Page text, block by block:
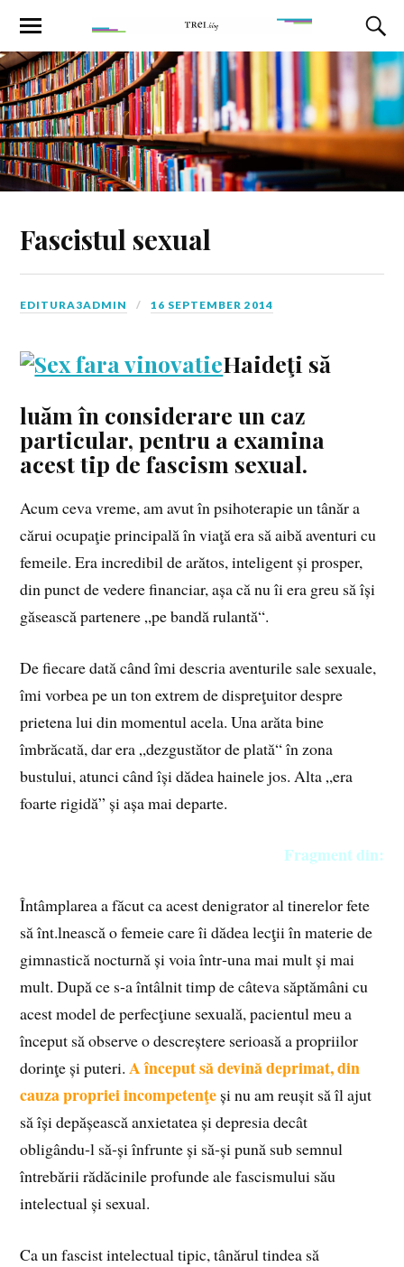
Fascistul sexual
EDITURA3ADMIN 16 SEPTEMBER 2014
Haideţi să
luăm în considerare un caz
particular, pentru a examina
acest tip de fascism sexual.
Acum ceva vreme, am avut în psihoterapie un tânăr a
cărui ocupaţie principală în viaţă era să aibă aventuri cu
femeile. Era incredibil de arătos, inteligent și prosper,
din punct de vedere financiar, așa că nu îi era greu să își
găsească partenere „pe bandă rulantă“.
De fiecare dată când îmi descria aventurile sale sexuale,
îmi vorbea pe un ton extrem de dispreţuitor despre
prietena lui din momentul acela. Una arăta bine
îmbrăcată, dar era „dezgustător de plată“ în zona
bustului, atunci când își dădea hainele jos. Alta „era
foarte rigidă” și așa mai departe.
Fragment din:
Întâmplarea a făcut ca acest denigrator al tinerelor fete
să înt.lnească o femeie care îi dădea lecţii în materie de
gimnastică nocturnă și voia într‑una mai mult și mai
mult. După ce s‑a întâlnit timp de câteva săptămâni cu
acest model de perfecţiune sexuală, pacientul meu a
început să observe o descreștere serioasă a propriilor
dorinţe și puteri.A început să devină deprimat, din
cauza propriei incompetenţe și nu am reușit să îl ajut
să își depășească anxietatea și depresia decât
obligându‑l să‑și înfrunte și să‑și pună sub semnul
întrebării rădăcinile profunde ale fascismului său
intelectual și sexual.
Ca un fascist intelectual tipic, tânărul tindea să